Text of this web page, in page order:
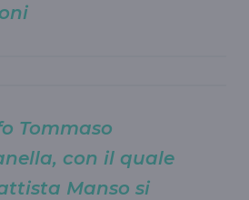
Tommaso
con il quale
Manso si